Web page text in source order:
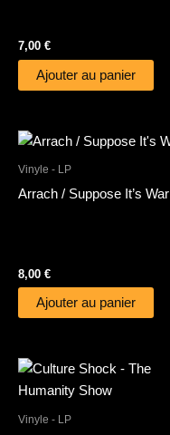
7,00 €
Ajouter au panier
Vinyle - LP
Arrach / Suppose It’s War
8,00 €
Ajouter au panier
Vinyle - LP